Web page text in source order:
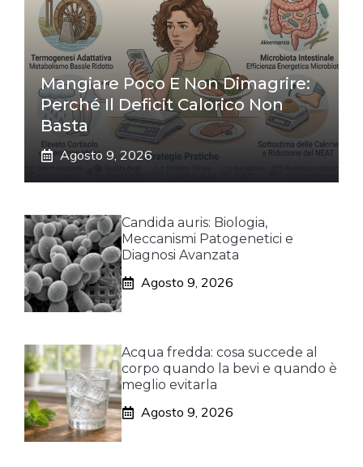
Mangiare Poco E Non Dimagrire:
Perché Il Deficit Calorico Non
Basta
Agosto 9, 2026
Candida auris: Biologia,
Meccanismi Patogenetici e
Diagnosi Avanzata
Agosto 9, 2026
Acqua fredda: cosa succede al
corpo quando la bevi e quando è
meglio evitarla
Agosto 9, 2026